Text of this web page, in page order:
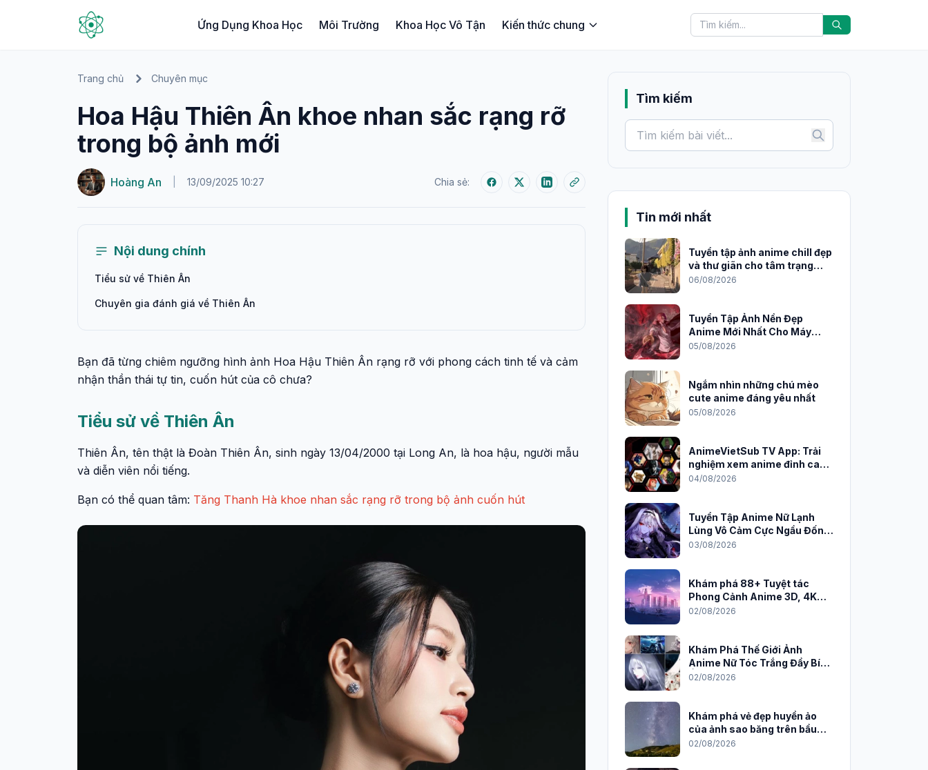
Ứng Dụng Khoa Học Môi Trường Khoa Học Vô Tận Kiến thức chung
Trang chủ Chuyên mục
Hoa Hậu Thiên Ân khoe nhan sắc rạng rỡ
trong bộ ảnh mới
Hoàng An 13/09/2025 10:27 Chia sẻ:
Nội dung chính
Tiểu sử về Thiên Ân
Chuyên gia đánh giá về Thiên Ân
Bạn đã từng chiêm ngưỡng hình ảnh Hoa Hậu Thiên Ân rạng rỡ với phong cách tinh tế và cảm
nhận thần thái tự tin, cuốn hút của cô chưa?
Tiểu sử về Thiên Ân
Thiên Ân, tên thật là Đoàn Thiên Ân, sinh ngày 13/04/2000 tại Long An, là hoa hậu, người mẫu
và diễn viên nổi tiếng.
Bạn có thể quan tâm: Tăng Thanh Hà khoe nhan sắc rạng rỡ trong bộ ảnh cuốn hút
Tìm kiếm
Tin mới nhất
Tuyển tập ảnh anime chill đẹp
và thư giãn cho tâm trạng
2026
06/08/2026
Tuyển Tập Ảnh Nền Đẹp
Anime Mới Nhất Cho Máy
Tính 2026
05/08/2026
Ngắm nhìn những chú mèo
cute anime đáng yêu nhất
05/08/2026
AnimeVietSub TV App: Trải
nghiệm xem anime đỉnh cao
trên PC
04/08/2026
Tuyển Tập Anime Nữ Lạnh
Lùng Vô Cảm Cực Ngầu Đốn
Tim Fan
03/08/2026
Khám phá 88+ Tuyệt tác
Phong Cảnh Anime 3D, 4K
Sắc Nét
02/08/2026
Khám Phá Thế Giới Ảnh
Anime Nữ Tóc Trắng Đầy Bí
Ẩn và Quyến Rũ
02/08/2026
Khám phá vẻ đẹp huyền ảo
của ảnh sao băng trên bầu
trời đêm
02/08/2026